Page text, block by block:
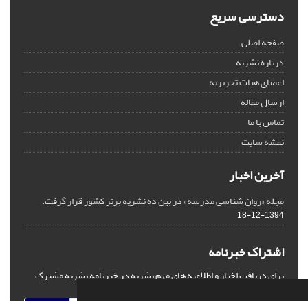
دسترسی سریع
صفحه اصلی
درباره نشریه
اعضای هیات تحریریه
ارسال مقاله
تماس با ما
نقشه سایت
آخرین اخبار
مجله «روان شناسی مدرسه» در بین ده نشریه برتر کشور قرار گرفت.
1394-12-18
اشتراک خبرنامه
برای دریافت اخبار و اطلاعیه های مهم نشریه در خبرنامه نشریه مشترک